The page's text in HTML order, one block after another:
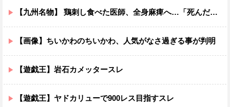
【九州名物】 鶏刺し食べた医師、全身麻痺へ…「死んだほうが良い」
【画像】ちいかわのちいかわ、人気がなさ過ぎる事が判明
【遊戯王】岩石カメッタースレ
【遊戯王】ヤドカリューで900レス目指すスレ